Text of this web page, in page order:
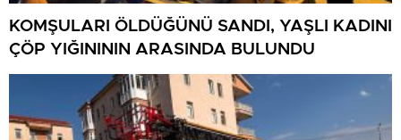
KOMŞULARI ÖLDÜĞÜNÜ SANDI, YAŞLI KADINI
ÇÖP YIĞINININ ARASINDA BULUNDU